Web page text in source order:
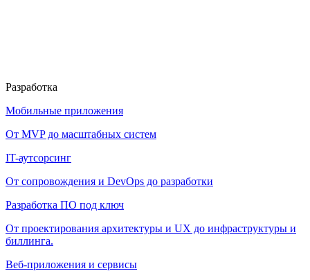
Разработка
Мобильные приложения
От MVP до масштабных систем
IT-аутсорсинг
От сопровождения и DevOps до разработки
Разработка ПО под ключ
От проектирования архитектуры и UX до инфраструктуры и
биллинга.
Веб-приложения и сервисы